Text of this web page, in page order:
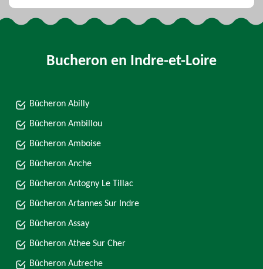
Bucheron en Indre-et-Loire
Bûcheron Abilly
Bûcheron Ambillou
Bûcheron Amboise
Bûcheron Anche
Bûcheron Antogny Le Tillac
Bûcheron Artannes Sur Indre
Bûcheron Assay
Bûcheron Athee Sur Cher
Bûcheron Autreche